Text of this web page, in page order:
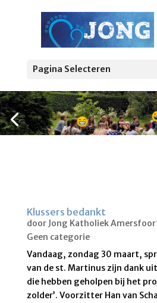
Pagina Selecteren
Klussers bedankt
door Jong Katholiek
Geen categorie
Vandaag, zondag 30 maart,
van de st. Martinus zijn dank
die hebben geholpen bij het
zolder’. Voorzitter Han van